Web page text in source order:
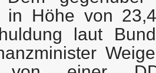
in Höhe von
laut